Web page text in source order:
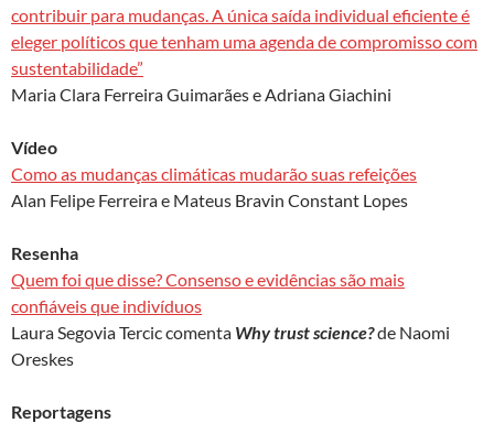
contribuir para mudanças. A única saída individual eficiente é
eleger políticos que tenham uma agenda de compromisso com
sustentabilidade”
Maria Clara Ferreira Guimarães e Adriana Giachini
Vídeo
Como as mudanças climáticas mudarão suas refeições
Alan Felipe Ferreira e Mateus Bravin Constant Lopes
Resenha
Quem foi que disse? Consenso e evidências são mais
confiáveis que indivíduos
Laura Segovia Tercic comenta Why trust science?de Naomi
Oreskes
Reportagens